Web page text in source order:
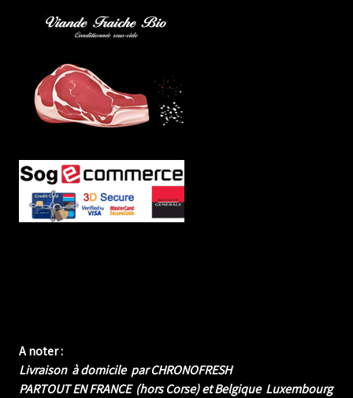
A noter :
Livraison à domicile par CHRONOFRESH
PARTOUT EN FRANCE (hors Corse) et Belgique Luxembourg